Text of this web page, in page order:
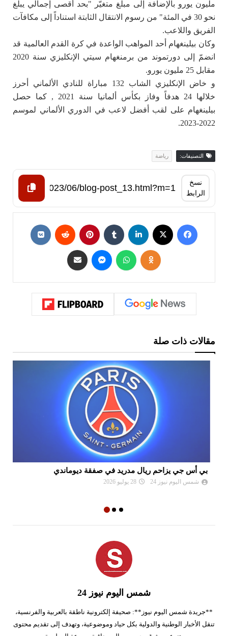
مليون يورو بالإضافة إلى مبلغ متغيّر "بحد أقصى إجمالي يبلغ
نحو 30 في المئة" من رسوم الانتقال الثابتة استناداً إلى مكافآت
الفريق واللاعب.
وكان بيلينغهام أحد المواهب الواعدة في كرة القدم العالمية قد
انضمّ إلى دورتموند من برمنغهام سيتي الإنكليزي سنة 2020
مقابل 25 مليون يورو.
و خاض الإنكليزي الشاب 132 مباراة للنادي الألماني أحرز
خلالها 24 هدفاً وفاز بكأس ألمانيا سنة 2021 , كما حصل
بيلينغهام على لقب أفضل لاعب في الدوري الألماني لموسم
2022-2023.
التصنيفات: رياضة
نسخ
الرابط
مقالات ذات صلة
بي أس جي يزاحم ريال مدريد في صفقة ديوماندي
شمس اليوم نيوز 24 28 يوليو 2026
شمس اليوم نيوز 24
**جريدة شمس اليوم نيوز**: صحيفة إلكترونية ناطقة بالعربية والفرنسية،
تنقل الأخبار الوطنية والدولية بكل حياد وموضوعية، وتهدف إلى تقديم محتوى